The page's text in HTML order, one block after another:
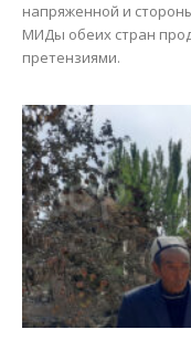
напряженной и
МИДы обеих стран
претензиями.